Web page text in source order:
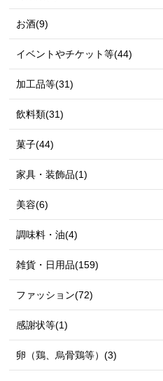
お酒(9)
イベントやチケット等(44)
加工品等(31)
飲料類(31)
菓子(44)
家具・装飾品(1)
美容(6)
調味料・油(4)
雑貨・日用品(159)
ファッション(72)
感謝状等(1)
卵（鶏、烏骨鶏等）(3)